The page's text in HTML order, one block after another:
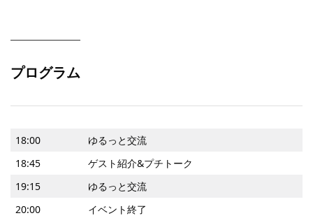
プログラム
18:00
ゆるっと交流
18:45
ゲスト紹介&プチトーク
19:15
ゆるっと交流
20:00
イベント終了